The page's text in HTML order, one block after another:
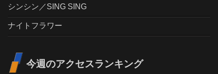
シンシン／SING SING
ナイトフラワー
今週のアクセスランキング